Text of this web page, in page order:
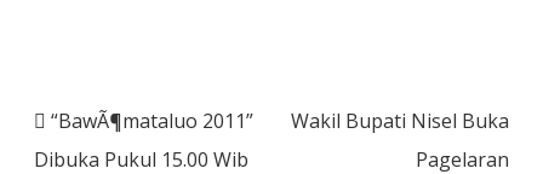
Post
navigation
“BawÃ¶mataluo 2011”
Dibuka Pukul 15.00 Wib
Wakil Bupati Nisel Buka
Pagelaran